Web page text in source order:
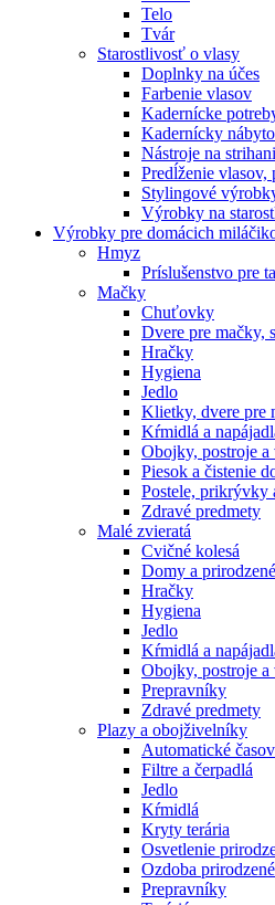
Telo
Tvár
Starostlivosť o vlasy
Doplnky na účes
Farbenie vlasov
Kadernícke
Kadernícky
Nástroje na
Predĺženie vlasov,
Stylingové
Výrobky na
Výrobky pre domácich
Hmyz
Príslušenstvo pre
Mačky
Chuťovky
Dvere pre mačky,
Hračky
Hygiena
Jedlo
Klietky, dvere pre
Kŕmidlá a
Obojky, postroje a
Piesok a čistenie
Postele, prikrývky
Zdravé predmety
Malé zvieratá
Cvičné kolesá
Domy a
Hračky
Hygiena
Jedlo
Kŕmidlá a
Obojky, postroje a
Prepravníky
Zdravé predmety
Plazy a obojživelníky
Automatické
Filtre a čerpadlá
Jedlo
Kŕmidlá
Kryty terária
Osvetlenie
Ozdoba
Prepravníky